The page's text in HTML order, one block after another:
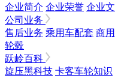
企业简介 企业荣誉 企业
公司业务
售后业务 乘用车配套 商
轮毂
跃岭百科
旋压黑科技 卡客车轮知识